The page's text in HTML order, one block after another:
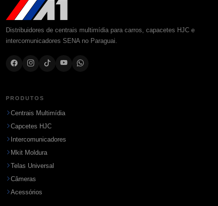
Distribuidores de centrais multimídia para carros, capacetes HJC e
intercomunicadores SENA no Paraguai.
PRODUTOS
Centrais Multimídia
Capcetes HJC
Intercomunicadores
Mkit Moldura
Telas Universal
Câmeras
Acessórios